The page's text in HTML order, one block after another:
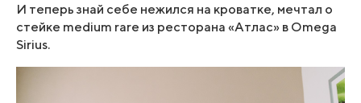
И теперь знай себе нежился на кроватке, мечтал о
стейке medium rare из ресторана «Атлас» в Omega
Sirius.